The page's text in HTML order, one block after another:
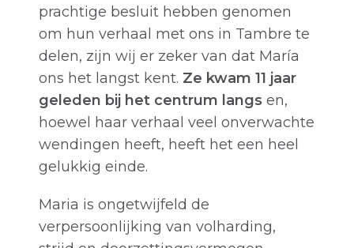
prachtige besluit hebben genomen
om hun verhaal met ons in Tambre te
delen, zijn wij er zeker van dat María
ons het langst kent. Ze kwam 11 jaar
geleden bij het centrum langs en,
hoewel haar verhaal veel onverwachte
wendingen heeft, heeft het een heel
gelukkig einde.
Maria is ongetwijfeld de
verpersoonlijking van volharding,